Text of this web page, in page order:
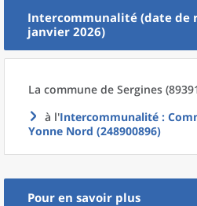
Intercommunalité (date de
janvier 2026)
La commune de Sergines
à l'Intercommunalité :
Yonne Nord (248900896)
Pour en savoir plus